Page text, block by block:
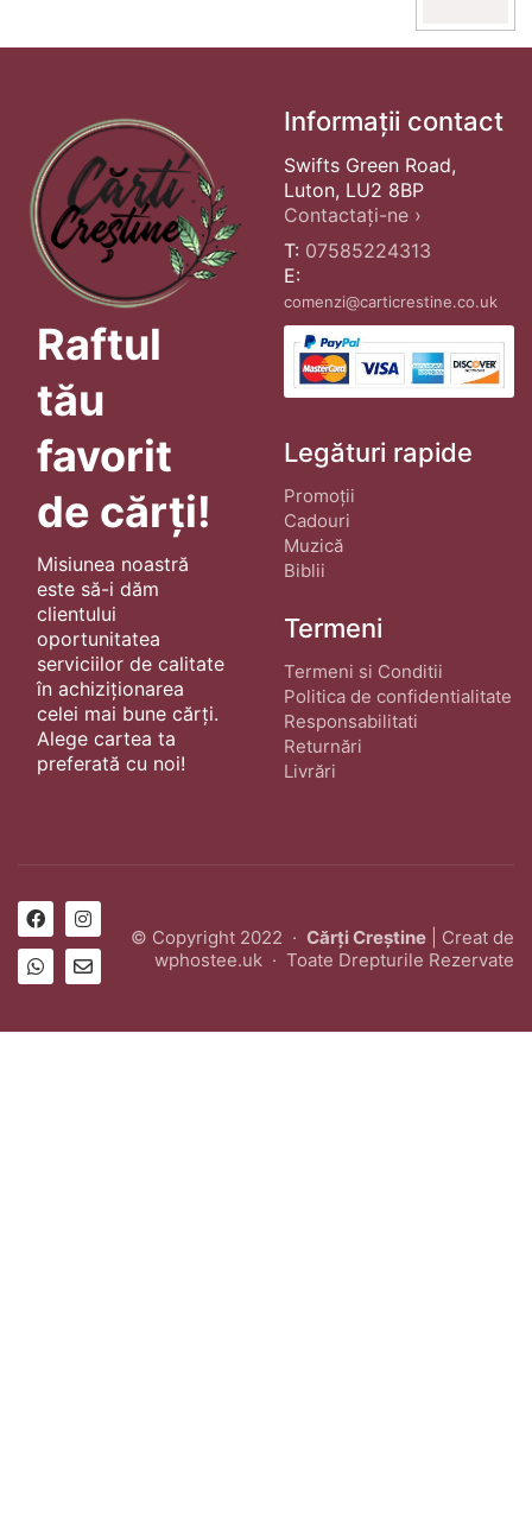
Raftul
tău
favorit
de cărți!
Misiunea noastră
este să-i dăm
clientului
oportunitatea
serviciilor de calitate
în achiziționarea
celei mai bune cărți.
Alege cartea ta
preferată cu noi!
Informații contact
Swifts Green Road,
Luton, LU2 8BP
Contactați-ne ›
T: 07585224313
E:
comenzi@carticrestine.co.uk
Legături rapide
Promoții
Cadouri
Muzică
Biblii
Termeni
Termeni si Conditii
Politica de confidentialitate
Responsabilitati
Returnări
Livrări
© Copyright 2022 · Cărți Creștine | Creat de
wphostee.uk · Toate Drepturile Rezervate